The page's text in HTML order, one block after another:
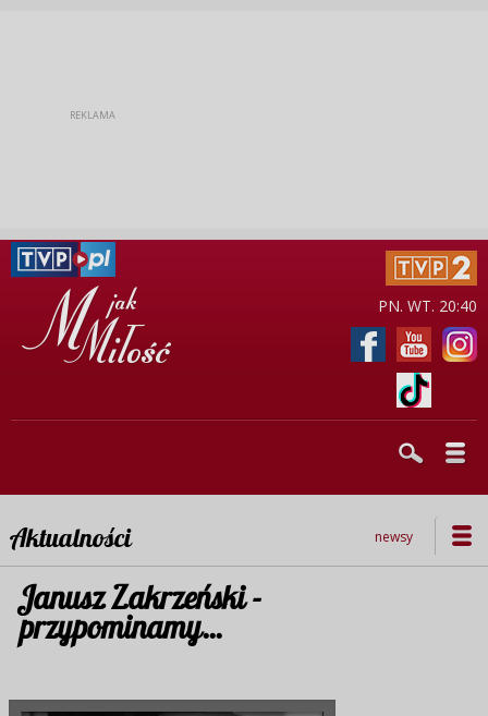
PN. WT. 20:40
Aktualności newsy
Janusz Zakrzeński -
przypominamy...